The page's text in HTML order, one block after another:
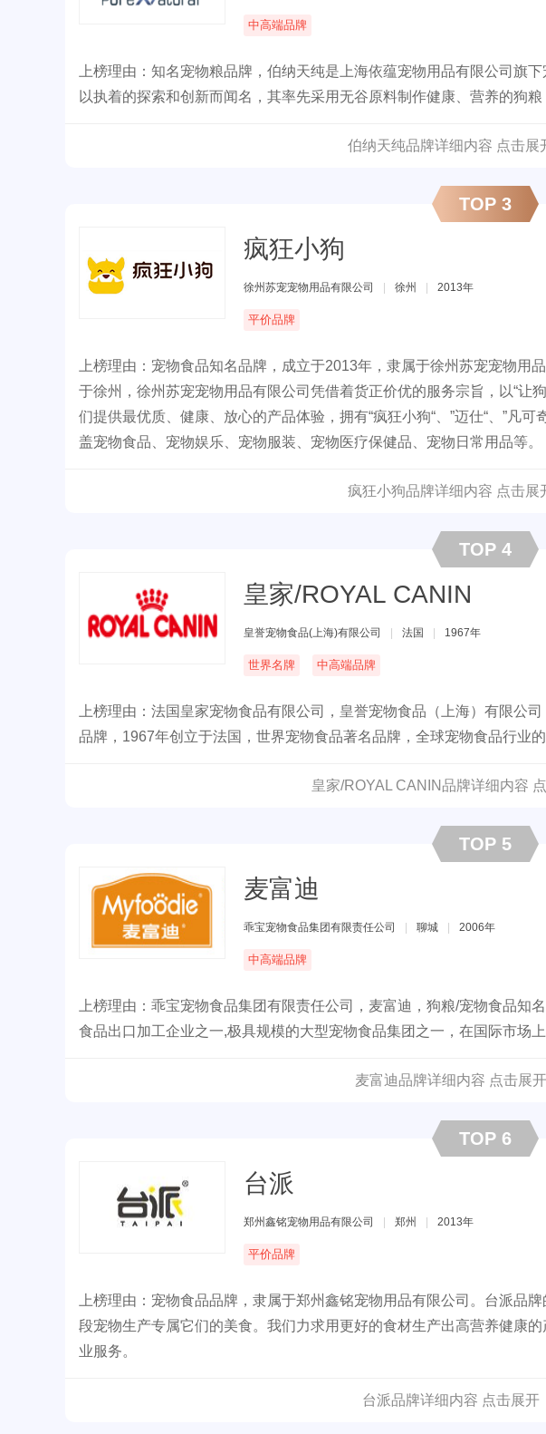
中高端品牌
上榜理由：知名宠物粮品牌，伯纳天纯是上海依蕴宠物用品有限公司旗
以执着的探索和创新而闻名，其率先采用无谷原料制作健康、营养的狗粮
伯纳天纯品牌详细内容 点击展
TOP 3
疯狂小狗
徐州苏宠宠物用品有限公司 徐州 2013年
平价品牌
上榜理由：宠物食品知名品牌，成立于2013年，隶属于徐州苏宠宠物用
于徐州，徐州苏宠宠物用品有限公司凭借着货正价优的服务宗旨，以“让
们提供最优质、健康、放心的产品体验，拥有“疯狂小狗“、”迈仕“、”凡可
盖宠物食品、宠物娱乐、宠物服装、宠物医疗保健品、宠物日常用品等。
疯狂小狗品牌详细内容 点击展
TOP 4
皇家/ROYAL CANIN
皇誉宠物食品(上海)有限公司 法国 1967年
世界名牌 中高端品牌
上榜理由：法国皇家宠物食品有限公司，皇誉宠物食品（上海）有限公
品牌，1967年创立于法国，世界宠物食品著名品牌，全球宠物食品行业的
皇家/ROYAL CANIN品牌详细内容
TOP 5
麦富迪
乖宝宠物食品集团有限责任公司 聊城 2006年
中高端品牌
上榜理由：乖宝宠物食品集团有限责任公司，麦富迪，狗粮/宠物食品知
食品出口加工企业之一,极具规模的大型宠物食品集团之一，在国际市场上
麦富迪品牌详细内容 点击展开
TOP 6
台派
郑州鑫铭宠物用品有限公司 郑州 2013年
平价品牌
上榜理由：宠物食品品牌，隶属于郑州鑫铭宠物用品有限公司。台派品
段宠物生产专属它们的美食。我们力求用更好的食材生产出高营养健康
业服务。
台派品牌详细内容 点击展开